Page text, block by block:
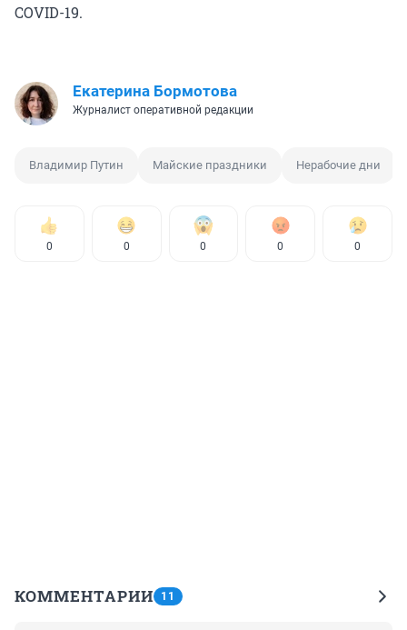
COVID-19.
Екатерина Бормотова
Журналист оперативной редакции
Владимир Путин Майские праздники Нерабочие дни
0 0 0 0 0
КОММЕНТАРИИ 11